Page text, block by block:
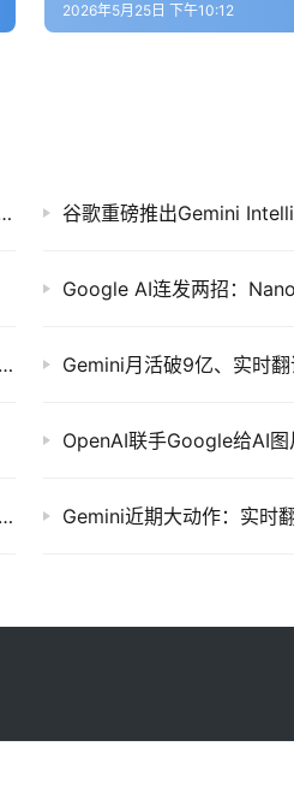
2026年5月25日 下午10:12
设计系统、Omni 多模态与智能体体验全面升级 谷歌重磅推出Gemini
谷歌I/O 2026炸场：Gemini 3.5登场、个人AI智能体Spark亮相，正式进入Agent时代 Gemini月活破9亿、实时
OpenAI联手Google给AI图
Google开源DiffusionGemma：文本扩散模型速度提升4倍，消费级显卡就能跑 Gemini近期大动作：实时